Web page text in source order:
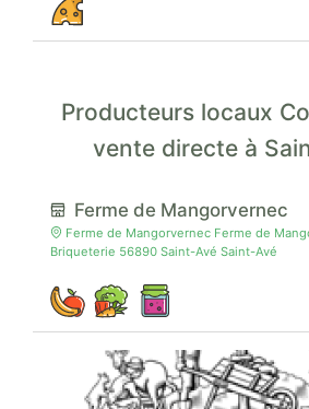
Producteurs locaux
vente directe à
Ferme de Mangorvernec
Ferme de Mangorvernec Ferme de
Briqueterie 56890 Saint-Avé Saint-Avé